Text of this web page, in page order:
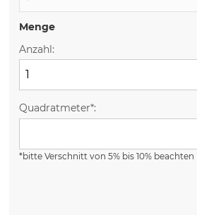
Menge
Anzahl:
Quadratmeter*:
*bitte Verschnitt von 5% bis 10% beachten